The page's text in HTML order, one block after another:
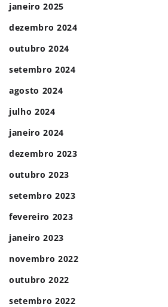
janeiro 2025
dezembro 2024
outubro 2024
setembro 2024
agosto 2024
julho 2024
janeiro 2024
dezembro 2023
outubro 2023
setembro 2023
fevereiro 2023
janeiro 2023
novembro 2022
outubro 2022
setembro 2022